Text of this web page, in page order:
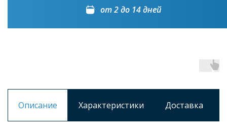
от 2 до 14 дней
Описание Характеристики Доставка